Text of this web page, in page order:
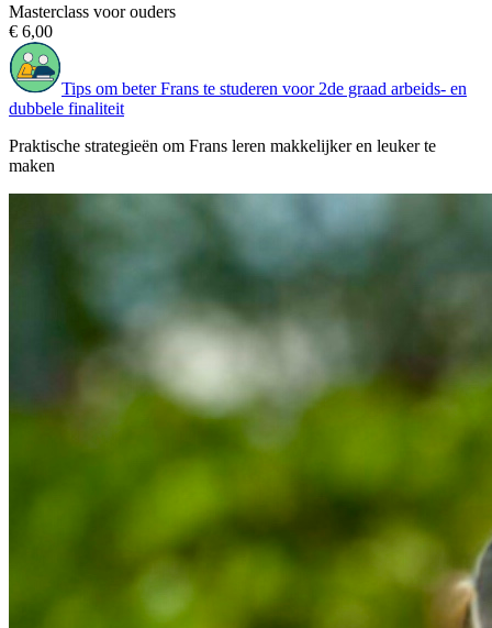
Masterclass voor ouders
€ 6,00
Tips om beter Frans te studeren voor 2de graad arbeids- en
dubbele finaliteit
Praktische strategieën om Frans leren makkelijker en leuker te
maken